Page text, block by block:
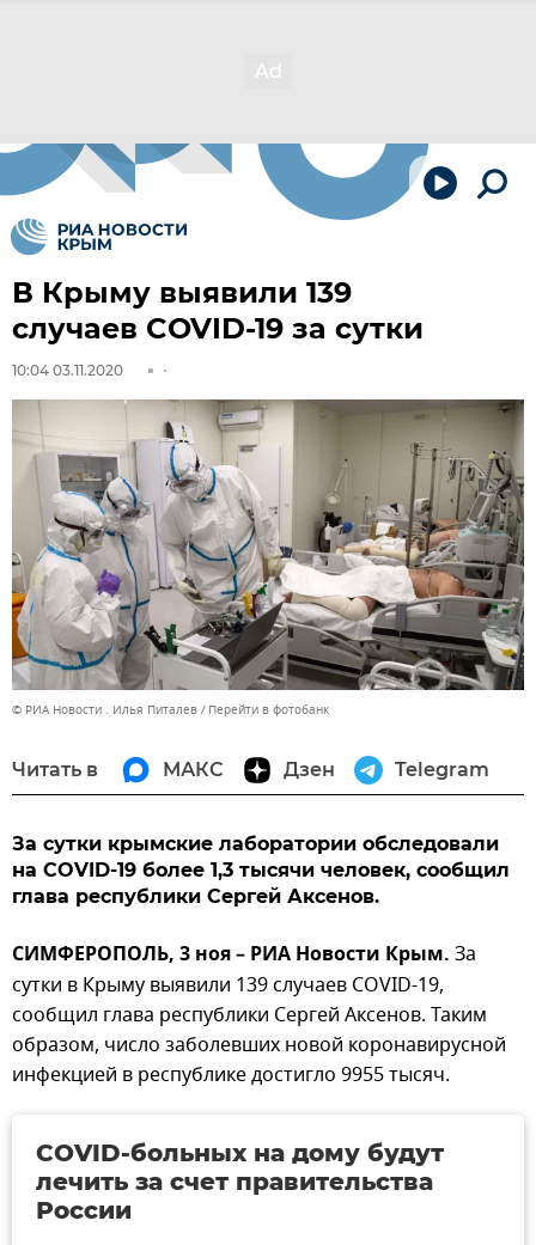
В Крыму выявили 139
случаев COVID-19 за сутки
10:04 03.11.2020
© РИА Новости . Илья Питалев Перейти в фотобанк
Читать в МАКС Дзен Telegram
За сутки крымские лаборатории обследовали
на COVID-19 более 1,3 тысячи человек, сообщил
глава республики Сергей Аксенов.
СИМФЕРОПОЛЬ, 3 ноя – РИА Новости Крым. За
сутки в Крыму выявили 139 случаев COVID-19,
сообщил глава республики Сергей Аксенов. Таким
образом, число заболевших новой коронавирусной
инфекцией в республике достигло 9955 тысяч.
COVID-больных на дому будут
лечить за счет правительства
России